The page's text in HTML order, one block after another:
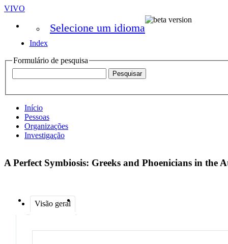
VIVO
Selecione um idioma
Index
Formulário de pesquisa
Início
Pessoas
Organizações
Investigação
A Perfect Symbiosis: Greeks and Phoenicians in the
Visão geral